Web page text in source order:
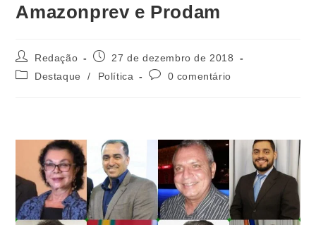
Amazonprev e Prodam
Redação
27 de dezembro de 2018
Destaque
/ Política 0 comentário